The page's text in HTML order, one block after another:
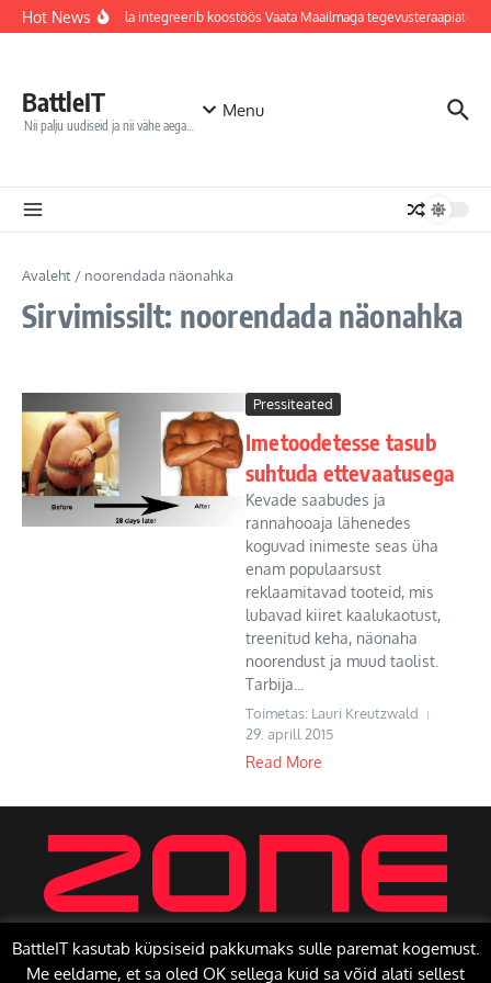
Sisu juurde
Hot NewsJõhvi haigla integreerib koostöös Vaata Maailmaga
BattleIT
Nii palju uudiseid ja nii vähe aega…
Menu
Avaleht / noorendada näonahka
Sirvimissilt: noorendada näonahka
Pressiteated
Imetoodetesse tasub
suhtuda ettevaatusega
Kevade saabudes ja
rannahooaja lähenedes
koguvad inimeste seas üha
enam populaarsust
reklaamitavad tooteid, mis
lubavad kiiret kaalukaotust,
treenitud keha, näonaha
noorendust ja muud taolist.
Tarbija...
Toimetas: Lauri Kreutzwald
29. aprill 2015
Read More
BattleIT kasutab küpsiseid pakkumaks sulle paremat kogemust.
Me eeldame, et sa oled OK sellega kuid sa võid alati sellest